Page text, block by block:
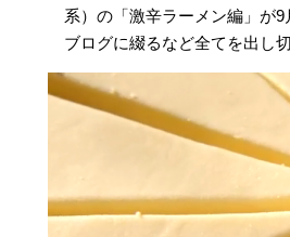
系）の「激辛ラーメン編」が
ブログに綴るなど全てを出し